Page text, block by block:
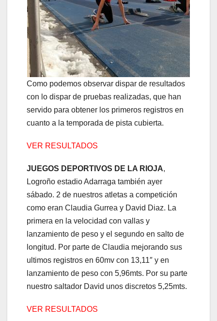
Como podemos observar dispar de resultados
con lo dispar de pruebas realizadas, que han
servido para obtener los primeros registros en
cuanto a la temporada de pista cubierta.
VER RESULTADOS
JUEGOS DEPORTIVOS DE LA RIOJA,
Logroño estadio Adarraga también ayer
sábado. 2 de nuestros atletas a competición
como eran Claudia Gurrea y David Diaz. La
primera en la velocidad con vallas y
lanzamiento de peso y el segundo en salto de
longitud. Por parte de Claudia mejorando sus
ultimos registros en 60mv con 13,11″ y en
lanzamiento de peso con 5,96mts. Por su parte
nuestro saltador David unos discretos 5,25mts.
VER RESULTADOS